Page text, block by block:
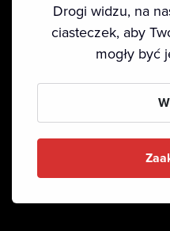
Drogi widzu, na
ciasteczek, aby
mogły być